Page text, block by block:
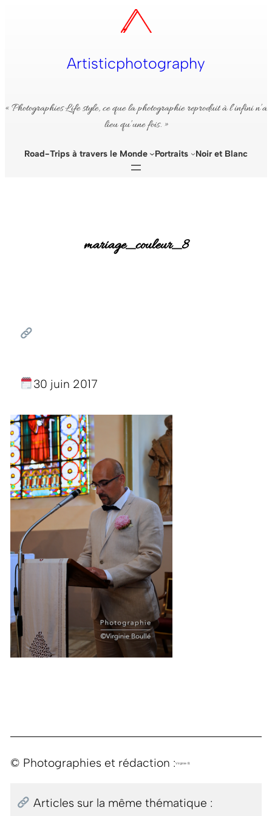
Artisticphotography
« Photographies Life style, ce que la photographie reproduit à l’infini n’a
lieu qu’une fois. »
Road-Trips à travers le Monde Portraits Noir et Blanc
mariage_couleur_8
30 juin 2017
© Photographies et rédaction :Virginie B.
Articles sur la même thématique :